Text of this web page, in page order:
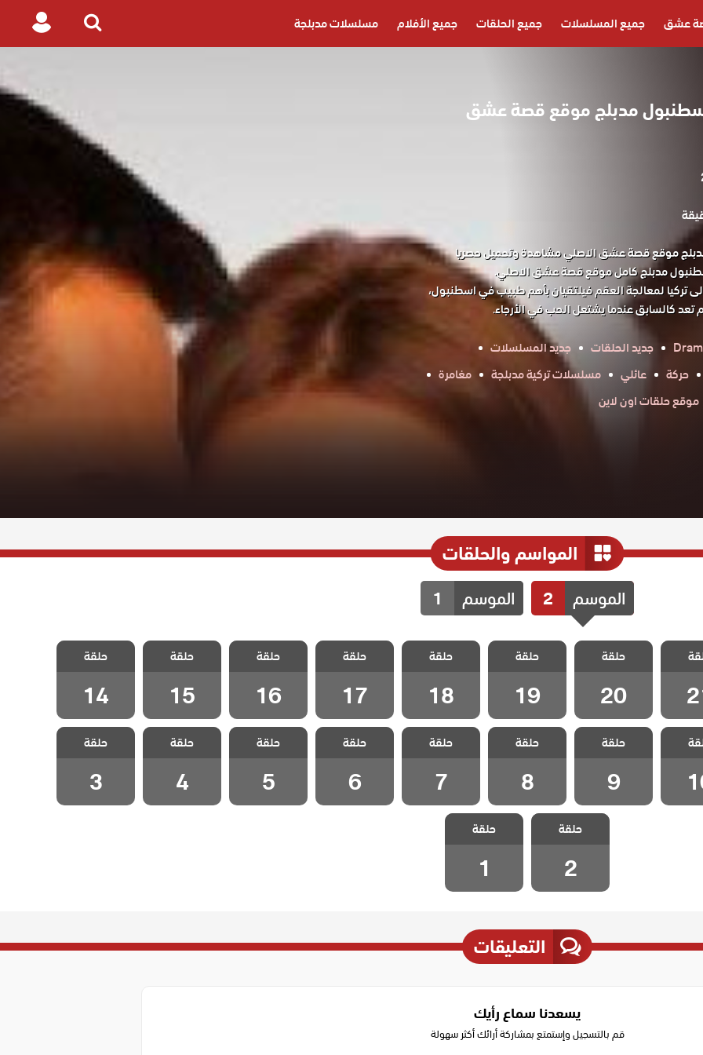
عشق جميع المسلسلات جميع الحلقات جميع الأفلام مسلسلات مدبلجة
Search
Login
مدبلج موقع قصة عشق
موقع قصة عشق الاصلي مشاهدة وتحميل حصريا
مدبلج كامل موقع قصة عشق الاصلي.
إلى تركيا لمعالجة العقم فيلتقيان بأهم طبيب في اسطنبول،
تعد كالسابق عندما يشتعل الحب في الأرجاء.
جديد الحلقات
جديد المسلسلات
حركة عائلي مسلسلات تركية مدبلجة
مغامرة
موقع حلقات اون لاين
المواسم والحلقات
الموسم 2 الموسم 1
حب فى
21
مسلسل حب فى
مدبلج الحلقة 20
حلقة
20
مسلسل حب فى
مدبلج الحلقة 19
حلقة
19
مسلسل حب فى
مدبلج الحلقة 18
حلقة
18
مسلسل حب فى
مدبلج الحلقة 17
حلقة
17
مسلسل حب فى
مدبلج الحلقة 16
حلقة
16
مسلسل حب فى
مدبلج الحلقة 15
حلقة
15
مسلسل حب فى
مدبلج الحلقة 14
حلقة
14
حب فى
10
مسلسل حب فى
مدبلج الحلقة 9
حلقة
9
مسلسل حب فى
مدبلج الحلقة 8
حلقة
8
مسلسل حب فى
مدبلج الحلقة 7
حلقة
7
مسلسل حب فى
مدبلج الحلقة 6
حلقة
6
مسلسل حب فى
مدبلج الحلقة 5
حلقة
5
مسلسل حب فى
مدبلج الحلقة 4
حلقة
4
مسلسل حب فى
مدبلج الحلقة 3
حلقة
3
مسلسل حب فى
مدبلج الحلقة 2
حلقة
2
مسلسل حب فى
مدبلج الحلقة 1
حلقة
1
التعليقات
يسعدنا سماع رأيك
قم بالتسجيل وإستمتع بمشاركة أرائك أكثر سهولة